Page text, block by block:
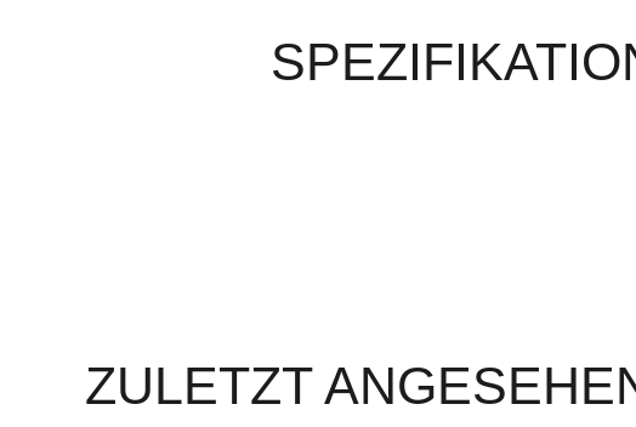
ZULETZT